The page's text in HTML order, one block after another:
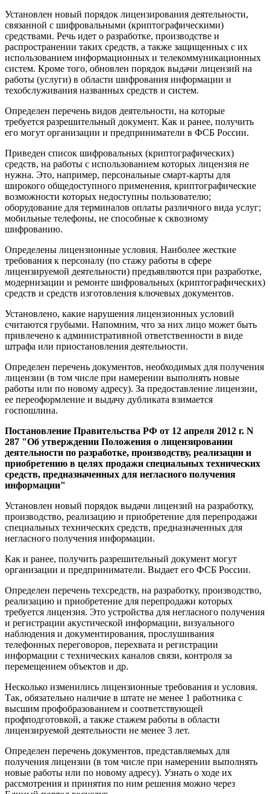
Установлен новый порядок лицензирования деятельности,
связанной с шифровальными (криптографическими)
средствами. Речь идет о разработке, производстве и
распространении таких средств, а также защищенных с их
использованием информационных и телекоммуникационных
систем. Кроме того, обновлен порядок выдачи лицензий на
работы (услуги) в области шифрования информации и
техобслуживания названных средств и систем.
Определен перечень видов деятельности, на которые
требуется разрешительный документ. Как и ранее, получить
его могут организации и предприниматели в ФСБ России.
Приведен список шифровальных (криптографических)
средств, на работы с использованием которых лицензия не
нужна. Это, например, персональные смарт-карты для
широкого общедоступного применения, криптографические
возможности которых недоступны пользователю;
оборудование для терминалов оплаты различного вида услуг;
мобильные телефоны, не способные к сквозному
шифрованию.
Определены лицензионные условия. Наиболее жесткие
требования к персоналу (по стажу работы в сфере
лицензируемой деятельности) предъявляются при разработке,
модернизации и ремонте шифровальных (криптографических)
средств и средств изготовления ключевых документов.
Установлено, какие нарушения лицензионных условий
считаются грубыми. Напомним, что за них лицо может быть
привлечено к административной ответственности в виде
штрафа или приостановления деятельности.
Определен перечень документов, необходимых для получения
лицензии (в том числе при намерении выполнять новые
работы или по новому адресу). За предоставление лицензии,
ее переоформление и выдачу дубликата взимается
госпошлина.
Постановление Правительства РФ от 12 апреля 2012 г. N
287 "Об утверждении Положения о лицензировании
деятельности по разработке, производству, реализации и
приобретению в целях продажи специальных технических
средств, предназначенных для негласного получения
информации"
Установлен новый порядок выдачи лицензий на разработку,
производство, реализацию и приобретение для перепродажи
специальных технических средств, предназначенных для
негласного получения информации.
Как и ранее, получить разрешительный документ могут
организации и предприниматели. Выдает его ФСБ России.
Определен перечень техсредств, на разработку, производство,
реализацию и приобретение для перепродажи которых
требуется лицензия. Это устройства для негласного получения
и регистрации акустической информации, визуального
наблюдения и документирования, прослушивания
телефонных переговоров, перехвата и регистрации
информации с технических каналов связи, контроля за
перемещением объектов и др.
Несколько изменились лицензионные требования и условия.
Так, обязательно наличие в штате не менее 1 работника с
высшим профобразованием и соответствующей
профподготовкой, а также стажем работы в области
лицензируемой деятельности не менее 3 лет.
Определен перечень документов, представляемых для
получения лицензии (в том числе при намерении выполнять
новые работы или по новому адресу). Узнать о ходе их
рассмотрения и принятия по ним решения можно через